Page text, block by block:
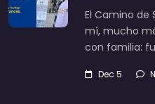
El Camino de
mí, mucho
con familia:
Dec 5